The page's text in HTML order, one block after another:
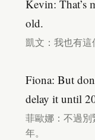
Kevin: That’s
old.
凱文：我也有這
Fiona: But
delay it until
菲歐娜：不過
年。